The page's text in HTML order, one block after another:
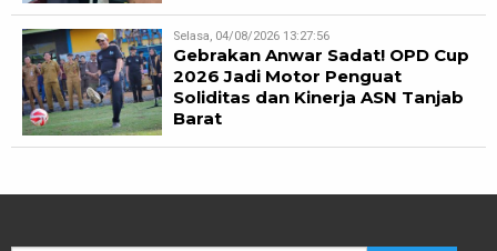
Selasa, 04/08/2026 13:27:56
Gebrakan Anwar Sadat! OPD Cup
2026 Jadi Motor Penguat
Soliditas dan Kinerja ASN Tanjab
Barat